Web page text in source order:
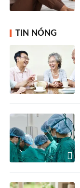
TIN NÓNG